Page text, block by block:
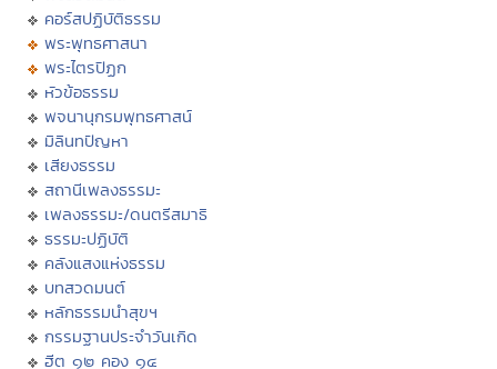
คอร์สปฏิบัติธรรม
พระพุทธศาสนา
พระไตรปิฏก
หัวข้อธรรม
พจนานุกรมพุทธศาสน์
มิลินทปัญหา
เสียงธรรม
สถานีเพลงธรรมะ
เพลงธรรมะ/ดนตรีสมาธิ
ธรรมะปฏิบัติ
คลังแสงแห่งธรรม
บทสวดมนต์
หลักธรรมนำสุขฯ
กรรมฐานประจำวันเกิด
ฮีต ๑๒ คอง ๑๔